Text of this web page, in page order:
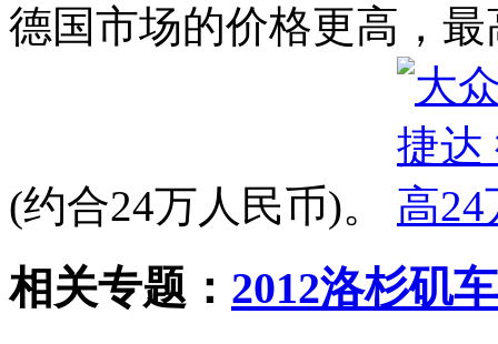
德国市场的价格更高，
(约合24万人民币)。
相关专题： 2012洛杉矶